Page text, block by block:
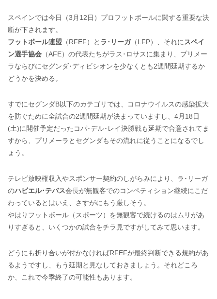
スペインでは今日（3月12日）プロフットボールに関する重要な決
断が下されます。
フットボール連盟 （RFEF）と ラ･リーガ（LFP）、それにスペイ
ン選手協会 （AFE）の代表たちがラス･ロサスに集まり、プリメー
ラならびにセグンダ･ディビシオンを少なくとも2週間延期するか
どうかを決める。
すでにセグンダB以下のカテゴリでは、コロナウイルスの感染拡大
を防ぐために全試合の2週間延期が決まっていますし、4月18日
(土)に開催予定だったコパ･デル･レイ決勝戦も延期で合意されてま
すから、プリメーラとセグンダもその流れに従うことになるでし
ょう。
テレビ放映権収入やスポンサー契約のしがらみにより、ラ･リーガ
のハビエル･テバス会長が無観客でのコンペティション継続にこだ
わっているとはいえ、さすがにもう厳しそう。
やはりフットボール（スポーツ）を無観客で続けるのはムリがあ
りすぎると、いくつかの試合をチラ見ですがしてみて思います。
どうにも折り合いが付かなければRFEFが最終判断できる規約があ
るようですし、もう延期と見なしておきましょう。それどころ
か、これで今季終了の可能性もあります。